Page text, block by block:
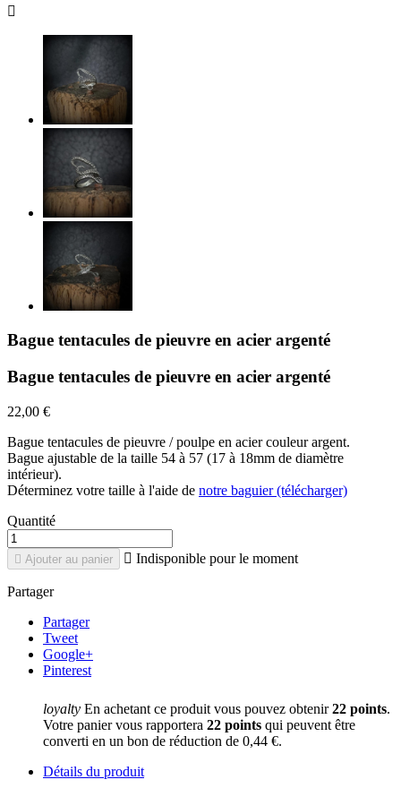

Bague tentacules de pieuvre en acier argenté
Bague tentacules de pieuvre en acier argenté
22,00 €
Bague tentacules de pieuvre / poulpe en acier couleur argent.
Bague ajustable de la taille 54 à 57 (17 à 18mm de diamètre
intérieur).
Déterminez votre taille à l'aide de notre baguier (télécharger)
Quantité
 Ajouter au panier  Indisponible pour le moment
Partager
Partager
Tweet
Google+
Pinterest
loyalty En achetant ce produit vous pouvez obtenir22 points.
Votre panier vous rapportera 22 points qui peuvent être
converti en un bon de réduction de 0,44 €.
Détails du produit